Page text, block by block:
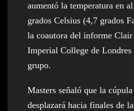
aumentó la temperatura en
grados Celsius (4,7 grados
la coautora del informe
Imperial College de Londres
grupo.
Masters señaló que la
desplazará hacia finales de